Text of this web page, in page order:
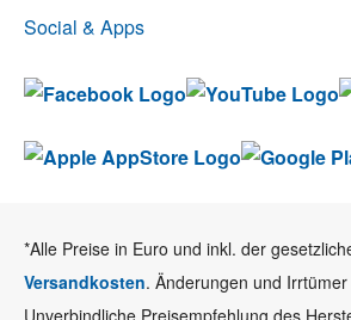
Social & Apps
*Alle Preise in Euro und inkl. der
Versandkosten. Änderungen und